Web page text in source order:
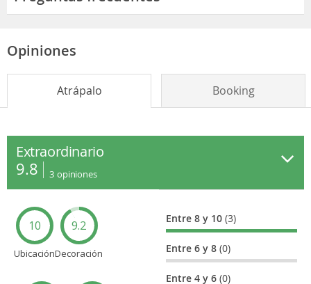
Opiniones
Atrápalo Booking
Extraordinario
9.8 3 opiniones
10
Ubicación
9.2
Decoración
Entre 8 y 10(3)
Entre 6 y 8(0)
Entre 4 y 6(0)